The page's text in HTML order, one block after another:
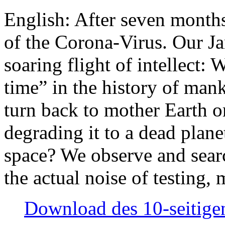
English: After seven
of the Corona-Virus. Our
soaring flight of intellect:
time” in the history of
turn back to mother Earth
degrading it to a dead
space? We observe and
the actual noise of testing,
Download des 10-